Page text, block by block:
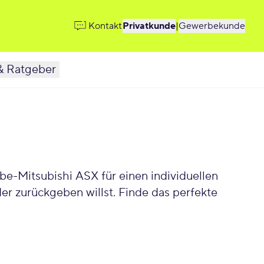
KontaktPrivatkunde|Gewerbekunde
Ratgeber
zurückgeben willst. Finde das perfekte